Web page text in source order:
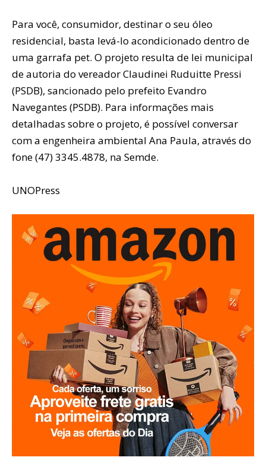
Para você, consumidor, destinar o seu óleo
residencial, basta levá-lo acondicionado dentro de
uma garrafa pet. O projeto resulta de lei municipal
de autoria do vereador Claudinei Ruduitte Pressi
(PSDB), sancionado pelo prefeito Evandro
Navegantes (PSDB). Para informações mais
detalhadas sobre o projeto, é possível conversar
com a engenheira ambiental Ana Paula, através do
fone (47) 3345.4878, na Semde.
UNOPress